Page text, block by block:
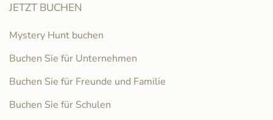
JETZT BUCHEN
Mystery Hunt buchen
Buchen Sie für Unternehmen
Buchen Sie für Freunde und Familie
Buchen Sie für Schulen